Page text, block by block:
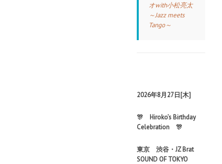
オwith小松亮太
～Jazz meets
Tango～
2026年8月27日[木]
🎊 Hiroko’s Birthday
Celebration 🎊
東京 渋谷・JZ Brat
SOUND OF TOKYO